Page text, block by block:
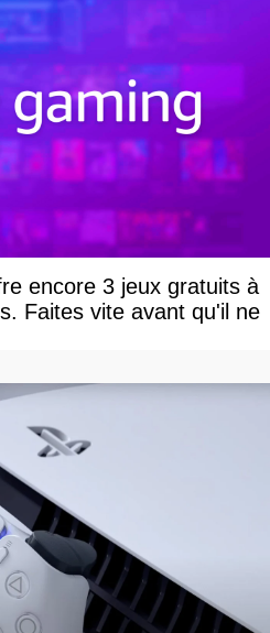
encore 3 jeux gratuits à
Faites vite avant qu'il ne